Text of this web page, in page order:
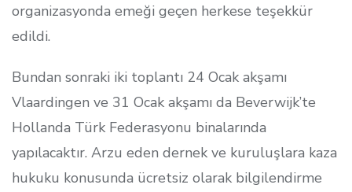
organizasyonda emeği geçen herkese teşekkür
edildi.
Bundan sonraki iki toplantı 24 Ocak akşamı
Vlaardingen ve 31 Ocak akşamı da Beverwijk’te
Hollanda Türk Federasyonu binalarında
yapılacaktır. Arzu eden dernek ve kuruluşlara kaza
hukuku konusunda ücretsiz olarak bilgilendirme